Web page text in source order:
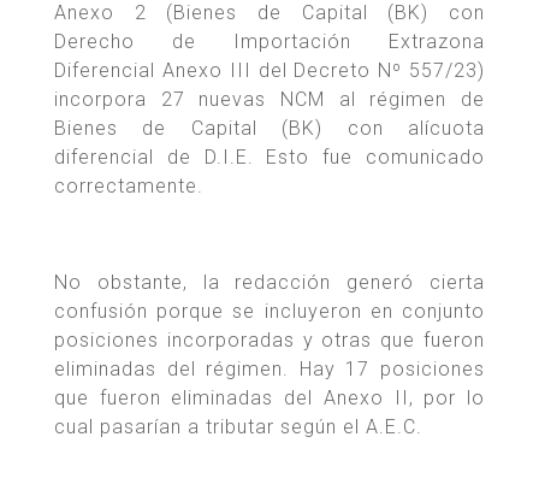
Anexo 2 (Bienes de Capital (BK) con
Derecho de Importación Extrazona
Diferencial Anexo III del Decreto Nº 557/23)
incorpora 27 nuevas NCM al régimen de
Bienes de Capital (BK) con alícuota
diferencial de D.I.E. Esto fue comunicado
correctamente.
No obstante, la redacción generó cierta
confusión porque se incluyeron en conjunto
posiciones incorporadas y otras que fueron
eliminadas del régimen. Hay 17 posiciones
que fueron eliminadas del Anexo II, por lo
cual pasarían a tributar según el A.E.C.